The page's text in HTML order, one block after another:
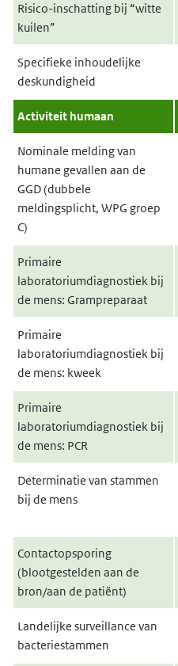
Risico-inschatting bij “witte
kuilen”
Specifieke inhoudelijke
deskundigheid
Activiteit humaan
Nominale melding van
humane gevallen aan de
GGD (dubbele
meldingsplicht, WPG groep
C)
Primaire
laboratoriumdiagnostiek bij
de mens: Grampreparaat
Primaire
laboratoriumdiagnostiek bij
de mens: kweek
Primaire
laboratoriumdiagnostiek bij
de mens: PCR
Determinatie van stammen
bij de mens
Contactopsporing
(blootgestelden aan de
bron/aan de patiënt)
Landelijke surveillance van
bacteriestammen